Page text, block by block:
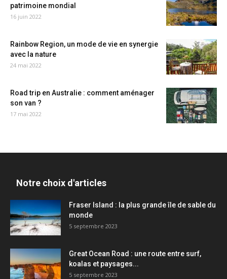
patrimoine mondial
16 juin 2022
Rainbow Region, un mode de vie en synergie
avec la nature
24 mai 2022
Road trip en Australie : comment aménager
son van ?
17 mai 2022
Notre choix d'articles
Fraser Island : la plus grande île de sable du
monde
5 septembre 2023
Great Ocean Road : une route entre surf,
koalas et paysages...
5 septembre 2023